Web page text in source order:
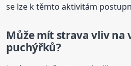
se lze k těmto aktivitám
Může mít strava vliv na
puchýřků?